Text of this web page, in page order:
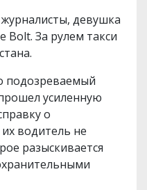
девушка
Bolt. За рулем такси
подозреваемый
усиленную
о
водитель не
разыскивается